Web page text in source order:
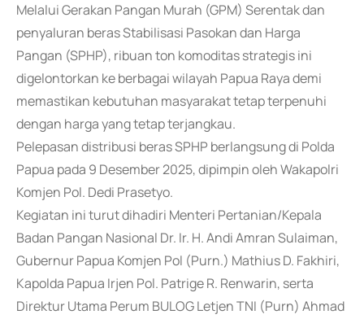
Melalui Gerakan Pangan Murah (GPM) Serentak dan
penyaluran beras Stabilisasi Pasokan dan Harga
Pangan (SPHP), ribuan ton komoditas strategis ini
digelontorkan ke berbagai wilayah Papua Raya demi
memastikan kebutuhan masyarakat tetap terpenuhi
dengan harga yang tetap terjangkau.
Pelepasan distribusi beras SPHP berlangsung di Polda
Papua pada 9 Desember 2025, dipimpin oleh Wakapolri
Komjen Pol. Dedi Prasetyo.
Kegiatan ini turut dihadiri Menteri Pertanian/Kepala
Badan Pangan Nasional Dr. Ir. H. Andi Amran Sulaiman,
Gubernur Papua Komjen Pol (Purn.) Mathius D. Fakhiri,
Kapolda Papua Irjen Pol. Patrige R. Renwarin, serta
Direktur Utama Perum BULOG Letjen TNI (Purn) Ahmad